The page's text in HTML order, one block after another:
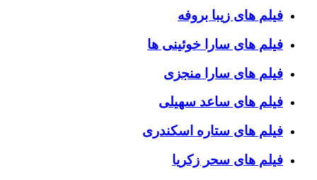
فیلم های زیبا بروفه
فیلم های سارا خوئینی ها
فیلم های سارا منجزی
فیلم های ساعد سهیلی
فیلم های ستاره اسکندری
فیلم های سحر زکریا